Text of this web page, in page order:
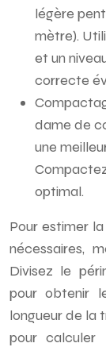
légère
mètre).
et un
correcte
dame de
une
optimal.
Pour estimer
nécessaires,
Divisez le
pour obtenir
longueur de la
pour